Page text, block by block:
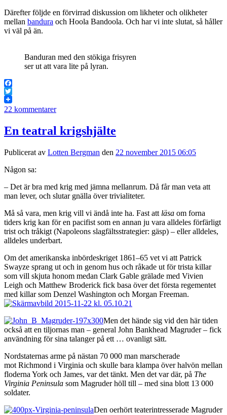
Därefter följde en förvirrad diskussion om likheter och olikheter
mellan bandura och Hoola Bandoola. Och har vi inte slutat, så håller
vi väl på än.
Banduran med den stökiga frisyren
ser ut att vara lite på lyran.
Facebook
Twitter
22 kommentarer
En teatral krigshjälte
Publicerat av Lotten Bergman den 22 november 2015 06:05
Någon sa:
– Det är bra med krig med jämna mellanrum. Då får man veta att
man lever, och slutar gnälla över trivialiteter.
Må så vara, men krig vill vi ändå inte ha. Fast att läsa om forna
tiders krig kan för en pacifist som en annan ju vara alldeles förfärligt
trist och tråkigt (Napoleons slagfältsstrategier: gäsp) – eller alldeles,
alldeles underbart.
Om det amerikanska inbördeskriget 1861–65 vet vi att Patrick
Swayze sprang ut och in genom hus och råkade ut för trista killar
som vill skjuta honom medan Clark Gable grälade med Vivien
Leigh och Matthew Broderick fick basa över det första regementet
med killar som Denzel Washington och Morgan Freeman.
Men det hände sig vid den här tiden
också att en tiljornas man – general John Bankhead Magruder – fick
användning för sina talanger på ett … ovanligt sätt.
Nordstaternas arme på nästan 70 000 man marscherade
mot Richmond i Virginia och skulle bara klampa över halvön mellan
floderna York och James, var det tänkt. Men det var där, på The
Virginia Peninsula som Magruder höll till – med sina blott 13 000
soldater.
Den oerhört teaterintresserade Magruder